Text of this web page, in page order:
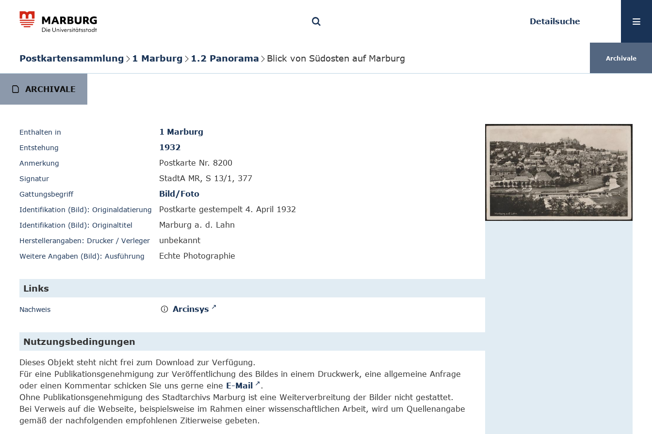
Detailsuche
Postkartensammlung 1 Marburg 1.2 Panorama Blick von Südosten auf Marburg Archivale
ARCHIVALE
Enthalten in 1 Marburg
Entstehung 1932
Anmerkung Postkarte Nr. 8200
Signatur StadtA MR, S 13/1, 377
Gattungsbegriff Bild/Foto
Identifikation (Bild): Originaldatierung Postkarte gestempelt 4. April 1932
Identifikation (Bild): Originaltitel Marburg a. d. Lahn
Herstellerangaben: Drucker / Verleger unbekannt
Weitere Angaben (Bild): Ausführung Echte Photographie
Links
Nachweis Arcinsys
Nutzungsbedingungen
Dieses Objekt steht nicht frei zum Download zur Verfügung.
Für eine Publikationsgenehmigung zur Veröffentlichung des Bildes in einem Druckwerk, eine allgemeine Anfrage
oder einen Kommentar schicken Sie uns gerne eine E-Mail
.
Ohne Publikationsgenehmigung des Stadtarchivs Marburg ist eine Weiterverbreitung der Bilder nicht gestattet.
Bei Verweis auf die Webseite, beispielsweise im Rahmen einer wissenschaftlichen Arbeit, wird um Quellenangabe
gemäß der nachfolgenden empfohlenen Zitierweise gebeten.